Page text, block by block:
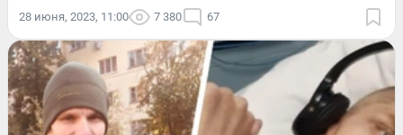
28 июня, 2023, 11:00 7 380 67